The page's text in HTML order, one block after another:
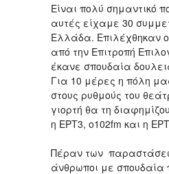
Είναι πολύ σημαντικό
αυτές είχαμε 30
Ελλάδα. Επιλέχθηκαν
από την Επιτροπή
έκανε σπουδαία
Για 10 μέρες η πόλη
στους ρυθμούς του
γιορτή θα τη
η ΕΡΤ3, ο102fm και η
Πέραν των
άνθρωποι με σπουδαία